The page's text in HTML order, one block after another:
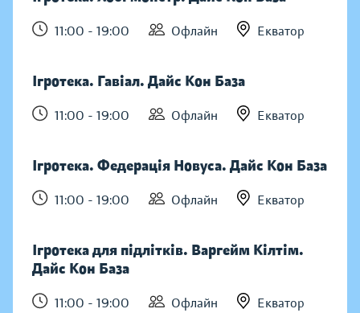
11:00 - 19:00 Офлайн Екватор
Ігротека. Гавіал. Дайс Кон База
11:00 - 19:00 Офлайн Екватор
Ігротека. Федерація Новуса. Дайс Кон База
11:00 - 19:00 Офлайн Екватор
Ігротека для підлітків. Варгейм Кілтім.
Дайс Кон База
11:00 - 19:00 Офлайн Екватор